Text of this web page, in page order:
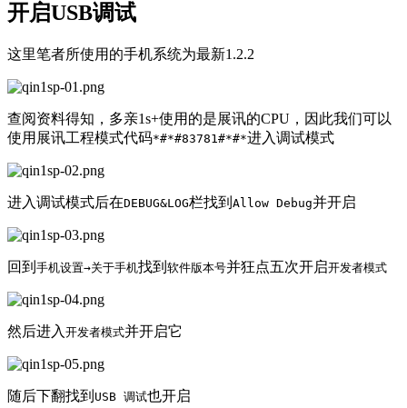
开启USB调试
这里笔者所使用的手机系统为最新1.2.2
查阅资料得知，多亲1s+使用的是展讯的CPU，因此我们可以
使用展讯工程模式代码*#*#83781#*#*进入调试模式
进入调试模式后在DEBUG&LOG栏找到 Allow Debug并开启
回到 手机设置→关于手机找到 软件版本号并狂点五次开启开发者模式
然后进入 开发者模式并开启它
随后下翻找到 USB 调试也开启